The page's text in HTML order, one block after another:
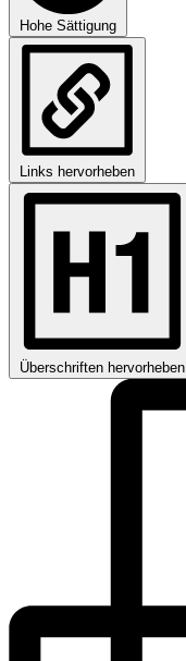
Hohe Sättigung
Links hervorheben
Überschriften hervorheben